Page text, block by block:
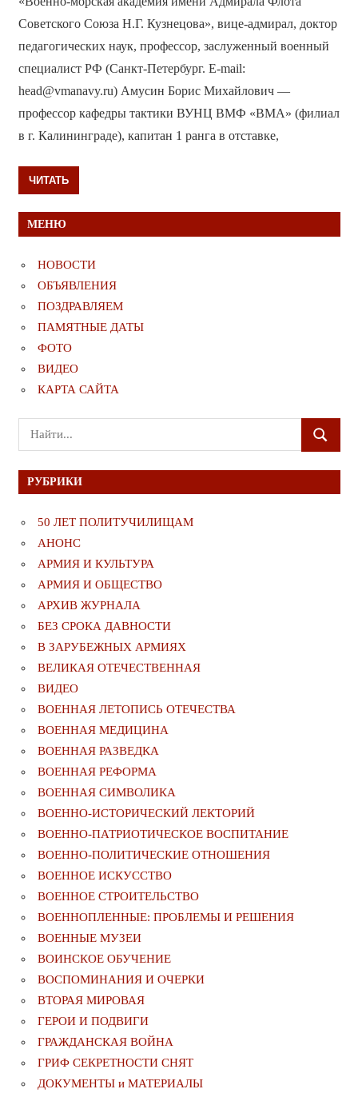
Советского Союза Н.Г. Кузнецова», вице-адмирал, доктор
педагогических наук, профессор, заслуженный военный
специалист РФ (Санкт-Петербург. E-mail:
head@vmanavy.ru) Амусин Борис Михайлович —
профессор кафедры тактики ВУНЦ ВМФ «ВМА» (филиал
в г. Калининграде), капитан 1 ранга в отставке,
ЧИТАТЬ
МЕНЮ
НОВОСТИ
ОБЪЯВЛЕНИЯ
ПОЗДРАВЛЯЕМ
ПАМЯТНЫЕ ДАТЫ
ФОТО
ВИДЕО
КАРТА САЙТА
Поиск
для:
ПОИСК
РУБРИКИ
50 ЛЕТ ПОЛИТУЧИЛИЩАМ
АНОНС
АРМИЯ И КУЛЬТУРА
АРМИЯ И ОБЩЕСТВО
АРХИВ ЖУРНАЛА
БЕЗ СРОКА ДАВНОСТИ
В ЗАРУБЕЖНЫХ АРМИЯХ
ВЕЛИКАЯ ОТЕЧЕСТВЕННАЯ
ВИДЕО
ВОЕННАЯ ЛЕТОПИСЬ ОТЕЧЕСТВА
ВОЕННАЯ МЕДИЦИНА
ВОЕННАЯ РАЗВЕДКА
ВОЕННАЯ РЕФОРМА
ВОЕННАЯ СИМВОЛИКА
ВОЕННО-ИСТОРИЧЕСКИЙ ЛЕКТОРИЙ
ВОЕННО-ПАТРИОТИЧЕСКОЕ ВОСПИТАНИЕ
ВОЕННО-ПОЛИТИЧЕСКИE ОТНОШЕНИЯ
ВОЕННОЕ ИСКУССТВО
ВОЕННОЕ СТРОИТЕЛЬСТВО
ВОЕННОПЛЕННЫЕ: ПРОБЛЕМЫ И РЕШЕНИЯ
ВОЕННЫЕ МУЗЕИ
ВОИНСКОЕ ОБУЧЕНИЕ
ВОСПОМИНАНИЯ И ОЧЕРКИ
ВТОРАЯ МИРОВАЯ
ГЕРОИ И ПОДВИГИ
ГРАЖДАНСКАЯ ВОЙНА
ГРИФ СЕКРЕТНОСТИ СНЯТ
ДОКУМЕНТЫ и МАТЕРИАЛЫ